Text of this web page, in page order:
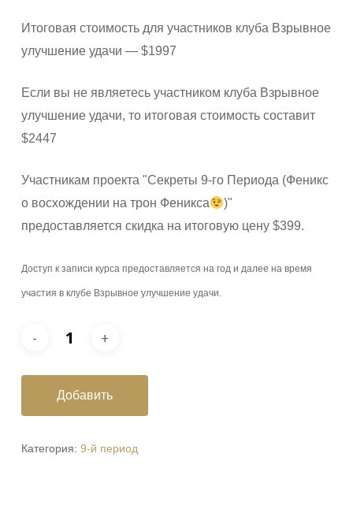
Итоговая стоимость для участников клуба Взрывное
улучшение удачи — $1997
Если вы не являетесь участником клуба Взрывное
улучшение удачи, то итоговая стоимость составит
$2447
Участникам проекта "Секреты 9-го Периода (Феникс
о восхождении на трон Феникса
)"
предоставляется скидка на итоговую цену $399.
Доступ к записи курса предоставляется на год и далее на время
участия в клубе Взрывное улучшение удачи.
Добавить
Категория: 9-й период